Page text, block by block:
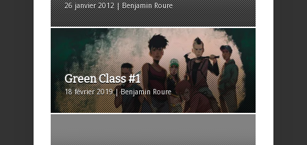
26 janvier 2012 | Benjamin Roure
Green Class #1
18 février 2019 | Benjamin Roure